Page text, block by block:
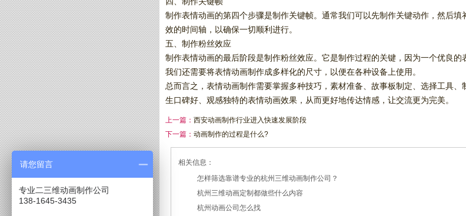
制作表情动画的第四个步骤是制作关键帧。通常我们可以先制作关键动作，然后
效的时间轴，以确保一切顺利进行。
五、制作粉丝效应
制作表情动画的最后阶段是制作粉丝效应。它是制作过程的关键，因为一个优良
我们还需要将表情动画制作成多样化的尺寸，以便在各种设备上使用。
总而言之，表情动画制作需要掌握多种技巧，素材准备、故事板制定、选择工具
生口碑好、观感独特的表情动画效果，从而更好地传达情感，让交流更为完美。
上一篇： 西安动画制作行业进入快速发展阶段
下一篇： 动画制作的过程是什么?
相关信息：
怎样筛选靠谱专业的杭州三维动画制作公司？
2026/07/21
杭州三维动画定制都做些什么内容
2026/03/19
杭州动画公司怎么找
请您留言
专业二三维动画制作公司
138-1645-3435